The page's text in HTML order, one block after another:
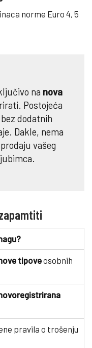
norme Euro 4, 5
na nova
Postojeća
dodatnih
Dakle, nema
vašeg
tipoveosobnih
pravila o trošenju